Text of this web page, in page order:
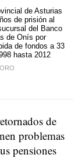
de Asturias
de prisión al
del Banco
de Onís por
de fondos a 33
hasta 2012
de
problemas
pensiones